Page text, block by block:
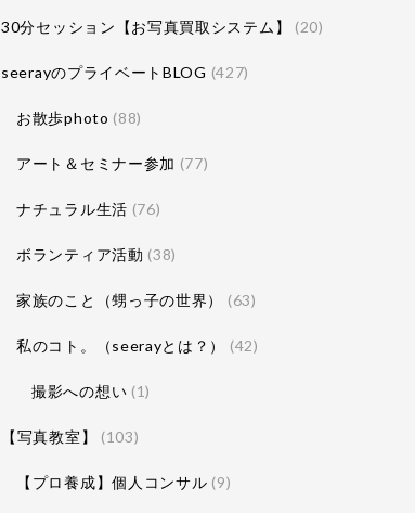
30分セッション【お写真買取システム】 (20)
seerayのプライベートBLOG (427)
お散歩photo (88)
アート＆セミナー参加 (77)
ナチュラル生活 (76)
ボランティア活動 (38)
家族のこと（甥っ子の世界） (63)
私のコト。（seerayとは？） (42)
撮影への想い (1)
【写真教室】 (103)
【プロ養成】個人コンサル (9)